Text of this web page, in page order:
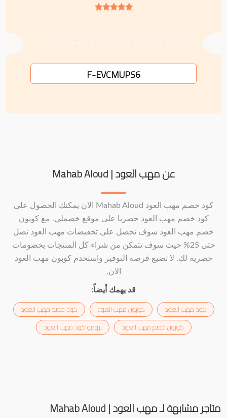
F-EVCMUPS6
عن مهب العود | Mahab Aloud
كود خصم مهب العود Mahab Aloud الان يمكنك الحصول على
كود خصم مهب العود حصريا على موقع خصملي. مع كوبون
خصم مهب العود سوف تحصل على تخفيضات مهب العود تصل
حتى 25% حيث سوف تتمكن من شراء كل المنتجات بخصومات
حصريه لك. لا تضيع فرصه التوفير واستخدم كوبون مهب العود
الان.
قد يهمك أيضاً:
كود مهب العود كوبون مهب العود
كود خصم مهب العود
كوبون خصم مهب العود
برومو كود مهب العود
متاجر مشابهة لـ مهب العود | Mahab Aloud